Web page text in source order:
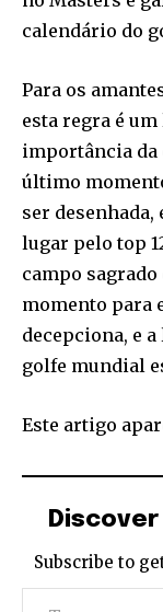
calendário do
Para os
esta regra é
importância da
último
ser desenhada,
lugar pelo top
campo sagrado
momento para
decepciona, e
golfe mundial
Este artigo
Subscribe to
Type your email…